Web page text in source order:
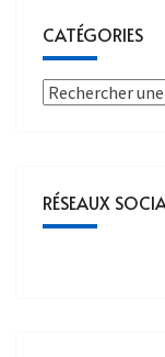
CATÉGORIES
RÉSEAUX